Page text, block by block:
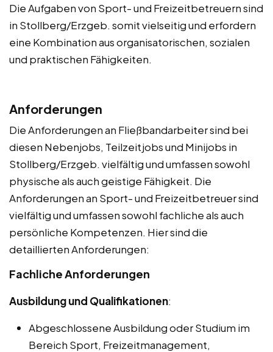
Die Aufgaben von Sport- und Freizeitbetreuern sind
in Stollberg/Erzgeb. somit vielseitig und erfordern
eine Kombination aus organisatorischen, sozialen
und praktischen Fähigkeiten.
Anforderungen
Die Anforderungen an Fließbandarbeiter sind bei
diesen Nebenjobs, Teilzeitjobs und Minijobs in
Stollberg/Erzgeb. vielfältig und umfassen sowohl
physische als auch geistige Fähigkeit. Die
Anforderungen an Sport- und Freizeitbetreuer sind
vielfältig und umfassen sowohl fachliche als auch
persönliche Kompetenzen. Hier sind die
detaillierten Anforderungen:
Fachliche Anforderungen
Ausbildung und Qualifikationen:
Abgeschlossene Ausbildung oder Studium im
Bereich Sport, Freizeitmanagement,